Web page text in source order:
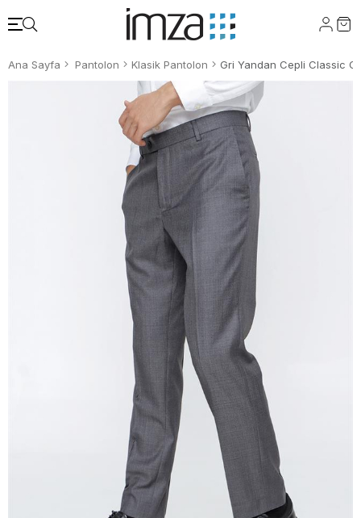
Ana Sayfa Pantolon Klasik Pantolon